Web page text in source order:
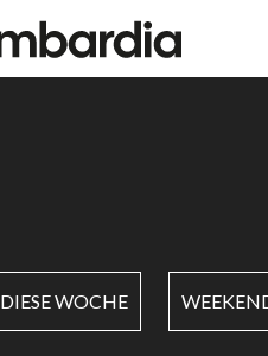
DIESE WOCHE